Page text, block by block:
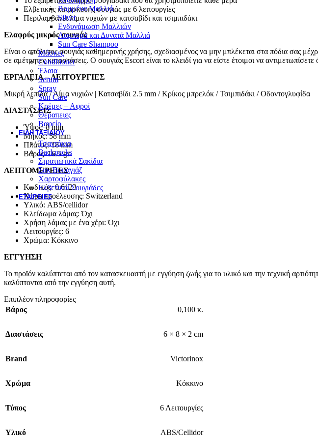
Βαμμένα Μαλλιά
Silver
Ενδυνάμωση Μαλλιών
Λαμπερά και Δυνατά Μαλλιά
Sun Care Shampoo
Μάσκες
Conditioner
Έλαια
Serum
Spray
Sun Care
Κρέμες – Αφροί
Θεραπειες
Βαφείο
ΕΊΔΗ ΤΑΞΙΔΙΟΎ
Τσαντάκια
Backpacks
Στρατιωτικά Σακίδια
Σακ Βουαγιάζ
Χαρτοφύλακες
Ελβετικοί Σουγιάδες
ΕΤΑΙΡΕΊΕΣ
Ελβετικής κατασκευής σουγιάς με 6 λειτουργίες
Περιλαμβάνει λίμα νυχιών με κατσαβίδι και τσιμπιδάκι
Ελαφρύς μικρός σουγιάς
Είναι ο απόλυτος σουγιάς καθημερινής χρήσης, σχεδιασμένος να μην μπλέκεται στα πόδια σας
σε αμέτρητες καταστάσεις. Ο σουγιάς Escort είναι το κλειδί για να είστε έτοιμοι να
ΕΡΓΑΛΕΙΑ – ΛΕΙΤΟΥΡΓΙΕΣ
Μικρή λεπίδα / Λίμα νυχιών | Κατσαβίδι 2.5 mm / Κρίκος μπρελόκ / Τσιμπιδάκι / Οδοντογλυφίδα
ΔΙΑΣΤΑΣΕΙΣ
Ύψος: 8 mm
Μήκος: 58 mm
Πλάτος: 18 mm
Βάρος: 16.5 gr
ΛΕΠΤΟΜΕΡΕΙΕΣ
Κωδικός: 0.6123
Χώρα προέλευσης: Switzerland
Υλικό: ABS/cellidor
Κλείδωμα λάμας: Όχι
Χρήση λάμας με ένα χέρι: Όχι
Λειτουργίες: 6
Χρώμα: Κόκκινο
ΕΓΓΥΗΣΗ
Το προϊόν καλύπτεται από τον κατασκευαστή με εγγύηση ζωής για το υλικό και την τεχνική
καλύπτονται από την εγγύηση αυτή.
Επιπλέον πληροφορίες
Βάρος
0,100 κ.
Διαστάσεις 6 × 8 × 2 cm
Brand Victorinox
Χρώμα Κόκκινο
Τύπος 6 Λειτουργίες
Υλικό ABS/Cellidor